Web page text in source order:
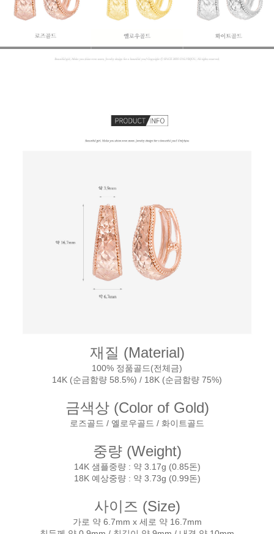
재질 (Material)
100% 정품골드(전체금)
14K (순금함량 58.5%) / 18K (순금함량 75%)
금색상 (Color of Gold)
로즈골드 / 옐로우골드 / 화이트골드
중량 (Weight)
14K 샘플중량 : 약 3.17g (0.85돈)
18K 예상중량 : 약 3.73g (0.99돈)
사이즈 (Size)
가로 약 6.7mm x 세로 약 16.7mm